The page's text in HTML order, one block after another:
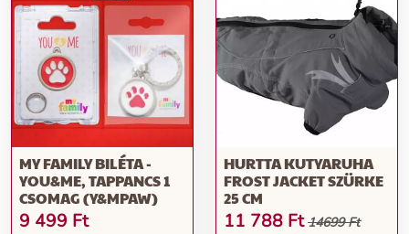
MY FAMILY BILÉTA -
YOU&ME, TAPPANCS 1
CSOMAG (Y&MPAW)
9 499 Ft
HURTTA KUTYARUHA
FROST JACKET SZÜRKE
25 CM
11 788 Ft 14699 Ft